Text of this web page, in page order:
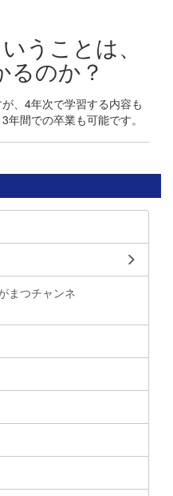
うことは、
るのか？
、4年次で学習する内容も
間での卒業も可能です。
まつチャンネ